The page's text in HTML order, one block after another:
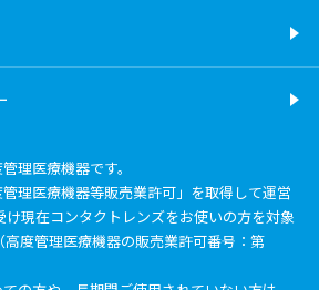
理医療機器です。
理医療機器等販売業許可」を取得して運営
け現在コンタクトレンズをお使いの方を対象
高度管理医療機器の販売業許可番号：第